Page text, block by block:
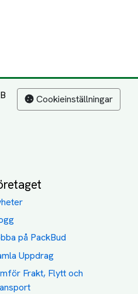
Cookieinställningar
på PackBud
Uppdrag
Frakt, Flytt och